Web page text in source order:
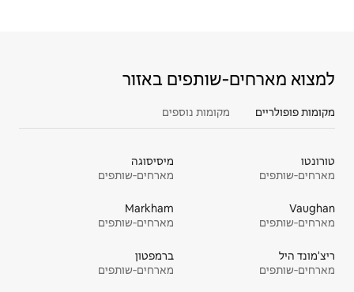
למצוא מארחים‑שותפים באזור
מקומות פופולריים מקומות נוספים
טורונטו
מארחים‑שותפים
מיסיסוגה
מארחים‑שותפים
Vaughan
מארחים‑שותפים
Markham
מארחים‑שותפים
ריצ'מונד היל
מארחים‑שותפים
ברמפטון
מארחים‑שותפים